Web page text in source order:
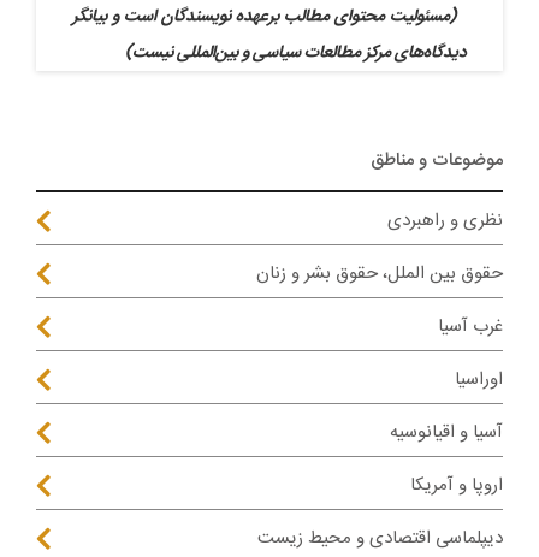
(مسئولیت محتوای مطالب برعهده نویسندگان است و بیانگر
دیدگاه‌های مرکز مطالعات سیاسی و بین‌المللی نیست)
موضوعات و مناطق
نظری و راهبردی
حقوق بین الملل، حقوق بشر و زنان
غرب آسیا
اوراسیا
آسیا و اقیانوسیه
اروپا و آمریکا
دیپلماسی اقتصادی و محیط زیست